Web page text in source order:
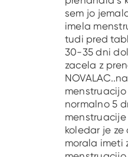
sem jo
imela
tudi pred
30-35 dni
zacela z
normalno 5
menstruacije
koledar je ze
morala imeti